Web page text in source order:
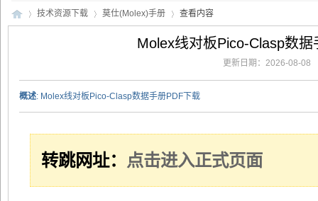
技术资源下载 莫仕(Molex)手册 查看内容
Molex线对板Pico-Clasp数据
更新日期：2026-08-08
概述: Molex线对板Pico-Clasp数据手册PDF下载
转跳网址： 点击进入正式页面